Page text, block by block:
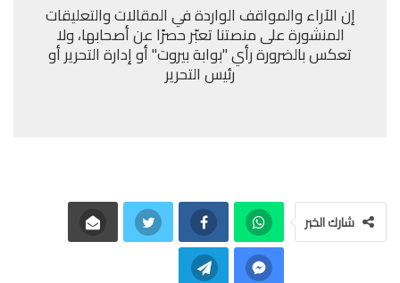
إن الآراء والمواقف الواردة في المقالات والتعليقات
المنشورة على منصتنا تعبّر حصرًا عن أصحابها، ولا
تعكس بالضرورة رأي "بوابة بيروت" أو إدارة التحرير أو
رئيس التحرير
شارك الخبر